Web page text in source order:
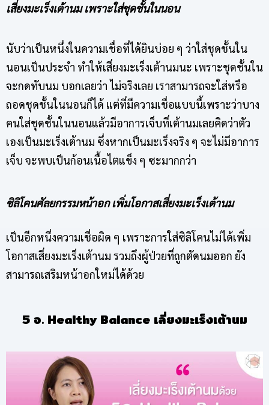
เสี่ยงมะเร็งเต้านม เพราะใส่ชุดชั้นในนอน
นับว่าเป็นหนึ่งในความเชื่อที่ได้ยินบ่อย ๆ ว่าใส่ชุดชั้นใน
นอนเป็นประจำ ทำให้เสี่ยงมะเร็งเต้านมนะ เพราะชุดชั้นใน
จะกดทับนม บอกเลยว่า ไม่จริงเลย เราสามารถจะใส่หรือ
ถอดชุดชั้นในนอนก็ได้ แต่ที่มีความเชื่อแบบนี้เพราะว่าบาง
คนใส่ชุดชั้นในนอนแล้วมีอาการเจ็บที่เต้านมเลยคิดว่าตัว
เองเป็นมะเร็งเต้านม ซึ่งหากเป็นมะเร็งจริง ๆ จะไม่มีอาการ
เจ็บ จะพบเป็นก้อนเนื้อไตแข็ง ๆ ซะมากกว่า
ซิลิโคนศัลยกรรมหน้าอก เพิ่มโอกาสเสี่ยงมะเร็งเต้านม
เป็นอีกหนึ่งความเชื่อผิด ๆ เพราะการใส่ซิลิโคนไม่ได้เพิ่ม
โอกาสเสี่ยงมะเร็งเต้านม รวมถึงผู้ป่วยที่ถูกตัดนมออก ยัง
สามารถเสริมหน้าอกใหม่ได้ด้วย
5 อ. Healthy Balance เลี่ยงมะเร็งเต้านม